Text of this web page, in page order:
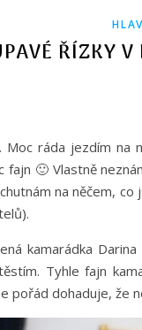
ŘÍZKY
Moc ráda jezdím
🙂 Vlastně
na něčem,
kamarádka
Tyhle fajn
pořád dohaduje, že